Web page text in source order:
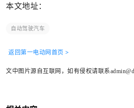
本文地址：
自动驾驶汽车
返回第一电动网首页 >
文中图片源自互联网，如有侵权请联系